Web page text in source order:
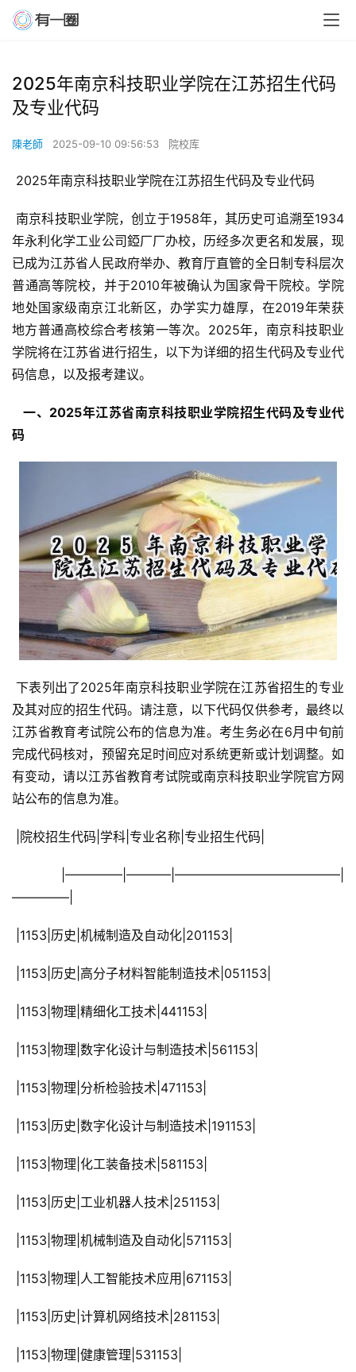
2025年南京科技职业学院在江苏招生代码
及专业代码
陳老師 2025-09-10 09:56:53 院校库
2025年南京科技职业学院在江苏招生代码及专业代码
年永利化学工业公司錏厂厂办校，历经多次更名和发展，现
已成为江苏省人民政府举办、教育厅直管的全日制专科层次
普通高等院校，并于2010年被确认为国家骨干院校。学院
地处国家级南京江北新区，办学实力雄厚，在2019年荣获
地方普通高校综合考核第一等次。2025年，南京科技职业
学院将在江苏省进行招生，以下为详细的招生代码及专业代
码信息，以及报考建议。
  一、2025年江苏省南京科技职业学院招生代码及专业代
码
下表列出了2025年南京科技职业学院在江苏省招生的专业
及其对应的招生代码。请注意，以下代码仅供参考，最终以
江苏省教育考试院公布的信息为准。考生务必在6月中旬前
完成代码核对，预留充足时间应对系统更新或计划调整。如
有变动，请以江苏省教育考试院或南京科技职业学院官方网
站公布的信息为准。
|院校招生代码|学科|专业名称|专业招生代码|
————–|
|1153|历史|机械制造及自动化|201153|
|1153|历史|高分子材料智能制造技术|051153|
|1153|物理|精细化工技术|441153|
|1153|物理|数字化设计与制造技术|561153|
|1153|物理|分析检验技术|471153|
|1153|历史|数字化设计与制造技术|191153|
|1153|物理|化工装备技术|581153|
|1153|历史|工业机器人技术|251153|
|1153|物理|机械制造及自动化|571153|
|1153|物理|人工智能技术应用|671153|
|1153|历史|计算机网络技术|281153|
|1153|物理|健康管理|531153|